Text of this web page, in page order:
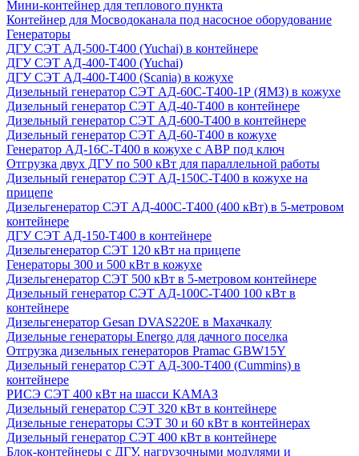
Мини-контейнер для теплового пункта
Контейнер для Мосводоканала под насосное оборудование
Генераторы
ДГУ СЭТ АД-500-Т400 (Yuchai) в контейнере
ДГУ СЭТ АД-400-Т400 (Yuchai)
ДГУ СЭТ АД-400-Т400 (Scania) в кожухе
Дизельный генератор СЭТ АД-60С-Т400-1Р (ЯМЗ) в кожухе
Дизельный генератор СЭТ АД-40-Т400 в контейнере
Дизельный генератор СЭТ АД-600-Т400 в контейнере
Дизельный генератор СЭТ АД-60-Т400 в кожухе
Генератор АД-16С-Т400 в кожухе с АВР под ключ
Отгрузка двух ДГУ по 500 кВт для параллельной работы
Дизельный генератор СЭТ АД-150С-Т400 в кожухе на
прицепе
Дизельгенератор СЭТ АД-400С-Т400 (400 кВт) в 5-метровом
контейнере
ДГУ СЭТ АД-150-Т400 в контейнере
Дизельгенератор СЭТ 120 кВт на прицепе
Генераторы 300 и 500 кВт в кожухе
Дизельгенератор СЭТ 500 кВт в 5-метровом контейнере
Дизельный генератор СЭТ АД-100С-Т400 100 кВт в
контейнере
Дизельгенератор Gesan DVAS220E в Махачкалу
Дизельные генераторы Energo для дачного поселка
Отгрузка дизельных генераторов Pramac GВW15Y
Дизельный генератор СЭТ АД-300-Т400 (Cummins) в
контейнере
РИСЭ СЭТ 400 кВт на шасси КАМАЗ
Дизельный генератор СЭТ 320 кВт в контейнере
Дизельные генераторы СЭТ 30 и 60 кВт в контейнерах
Дизельный генератор СЭТ 400 кВт в контейнере
Блок-контейнеры с ДГУ, нагрузочными модулями и